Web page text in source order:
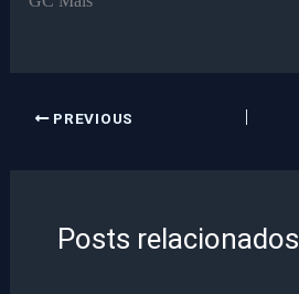
PREVIOUS
Posts relacionados